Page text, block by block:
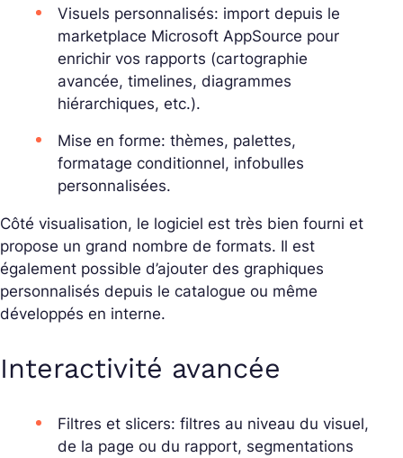
Visuels personnalisés: import depuis le
marketplace Microsoft AppSource pour
enrichir vos rapports (cartographie
avancée, timelines, diagrammes
hiérarchiques, etc.).
Mise en forme: thèmes, palettes,
formatage conditionnel, infobulles
personnalisées.
Côté visualisation, le logiciel est très bien fourni et
propose un grand nombre de formats. Il est
également possible d’ajouter des graphiques
personnalisés depuis le catalogue ou même
développés en interne.
Interactivité avancée
Filtres et slicers: filtres au niveau du visuel,
de la page ou du rapport, segmentations